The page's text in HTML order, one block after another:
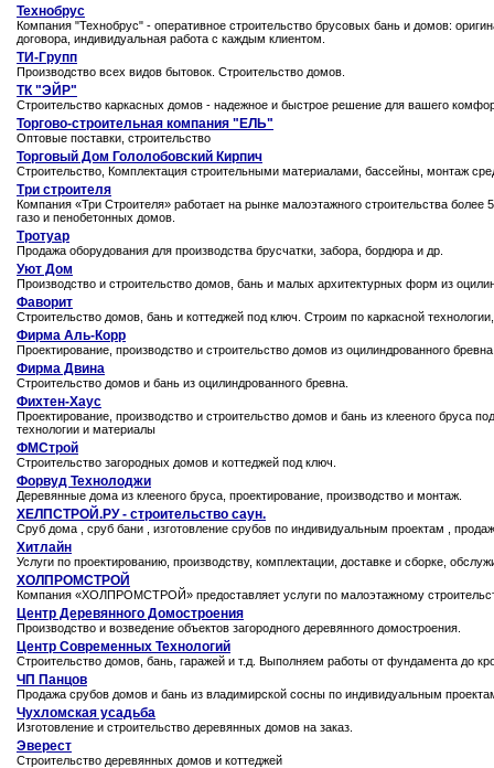
Технобрус
Компания "Технобрус" - оперативное строительство брусовых бань и домов:
договора, индивидуальная работа с каждым клиентом.
ТИ-Групп
Производство всех видов бытовок. Строительство домов.
ТК "ЭЙР"
Строительство каркасных домов - надежное и быстрое решение для вашего
Торгово-строительная компания "ЕЛЬ"
Оптовые поставки, строительство
Торговый Дом Гололобовский Кирпич
Строительство, Комплектация строительными материалами, бассейны, монтаж
Три строителя
Компания «Три Строителя» работает на рынке малоэтажного строительства
газо и пенобетонных домов.
Тротуар
Продажа оборудования для производства брусчатки, забора, бордюра и др.
Уют Дом
Производство и строительство домов, бань и малых архитектурных форм из
Фаворит
Строительство домов, бань и коттеджей под ключ. Строим по каркасной
Фирма Аль-Корр
Проектирование, производство и строительство домов из оцилиндрованного
Фирма Двина
Строительство домов и бань из оцилиндрованного бревна.
Фихтен-Хаус
Проектирование, производство и строительство домов и бань из клееного бруса
технологии и материалы
ФМСтрой
Строительство загородных домов и коттеджей под ключ.
Форвуд Технолоджи
Деревянные дома из клееного бруса, проектирование, производство и монтаж.
ХЕЛПСТРОЙ.РУ - строительство саун.
Сруб дома , сруб бани , изготовление срубов по индивидуальным проектам ,
Хитлайн
Услуги по проектированию, производству, комплектации, доставке и сборке,
ХОЛПРОМСТРОЙ
Компания «ХОЛПРОМСТРОЙ» предоставляет услуги по малоэтажному
Центр Деревянного Домостроения
Производство и возведение объектов загородного деревянного домостроения.
Центр Современных Технологий
Строительство домов, бань, гаражей и т.д. Выполняем работы от фундамента до
ЧП Панцов
Продажа срубов домов и бань из владимирской сосны по индивидуальным
Чухломская усадьба
Изготовление и строительство деревянных домов на заказ.
Эверест
Строительство деревянных домов и коттеджей